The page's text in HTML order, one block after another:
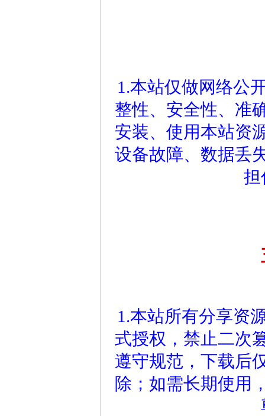
1.本站仅做网络公
整性、安全性、准
安装、使用本站资
设备故障、数据丢
担
1.本站所有分享资
式授权，禁止二次
遵守规范，下载后
除；如需长期使用